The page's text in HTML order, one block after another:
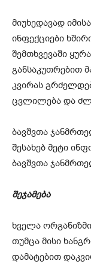
მიუხედავად
ინფექციები
შემთხვევაში
განსაკუთრებით
კვირას
ცვლილება და
ბავშვთა
შესახებ მეტი
ბავშვთა
შეჯამება
ხველა
თუმცა მისი
დამატებით